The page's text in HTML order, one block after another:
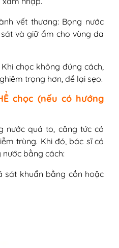
vết thương: Bọng nước
và giữ ẩm cho vùng da
chọc không đúng cách,
trọng hơn, để lại sẹo.
chọc (nếu có hướng
nước quá to, căng tức có
trùng. Khi đó, bác sĩ có
bằng cách:
sát khuẩn bằng cồn hoặc